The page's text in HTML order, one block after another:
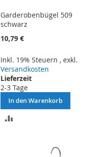
Garderobenbügel 509
schwarz
10,79 €
Inkl. 19% Steuern ,exkl.
Versandkosten
Lieferzeit
2-3 Tage
In den Warenkorb
HINZUFÜGEN